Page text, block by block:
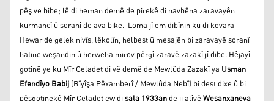
pêş ve bibe; lê di heman demê de pirekê di navbêna zaravayên
kurmancî û soranî de ava bike. Loma jî em dibînin ku di kovara
Hewar de gelek nivîs, lêkolîn, helbest û mesajên bi zaravayê soranî
hatine weşandin û herweha mirov pêrgî zaravê zazakî jî dibe. Hêjayî
gotinê ye ku Mîr Celadet di vê demê de Mewlûda Zazakî ya Usman
Efendîyo Babij(Bîyîşa Pêxamberî / Mewlûda Nebî) bi dest dixe û bi